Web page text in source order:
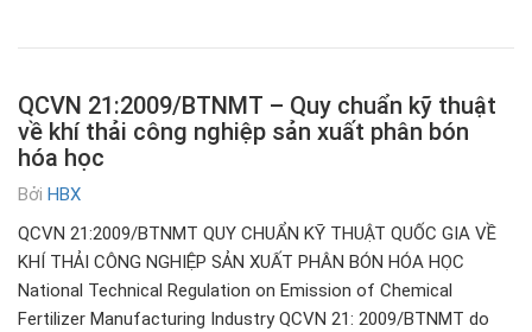
QCVN 21:2009/BTNMT – Quy chuẩn kỹ thuật
về khí thải công nghiệp sản xuất phân bón
hóa học
Bởi HBX
QCVN 21:2009/BTNMT QUY CHUẨN KỸ THUẬT QUỐC GIA VỀ
KHÍ THẢI CÔNG NGHIỆP SẢN XUẤT PHÂN BÓN HÓA HỌC
National Technical Regulation on Emission of Chemical
Fertilizer Manufacturing Industry QCVN 21: 2009/BTNMT do